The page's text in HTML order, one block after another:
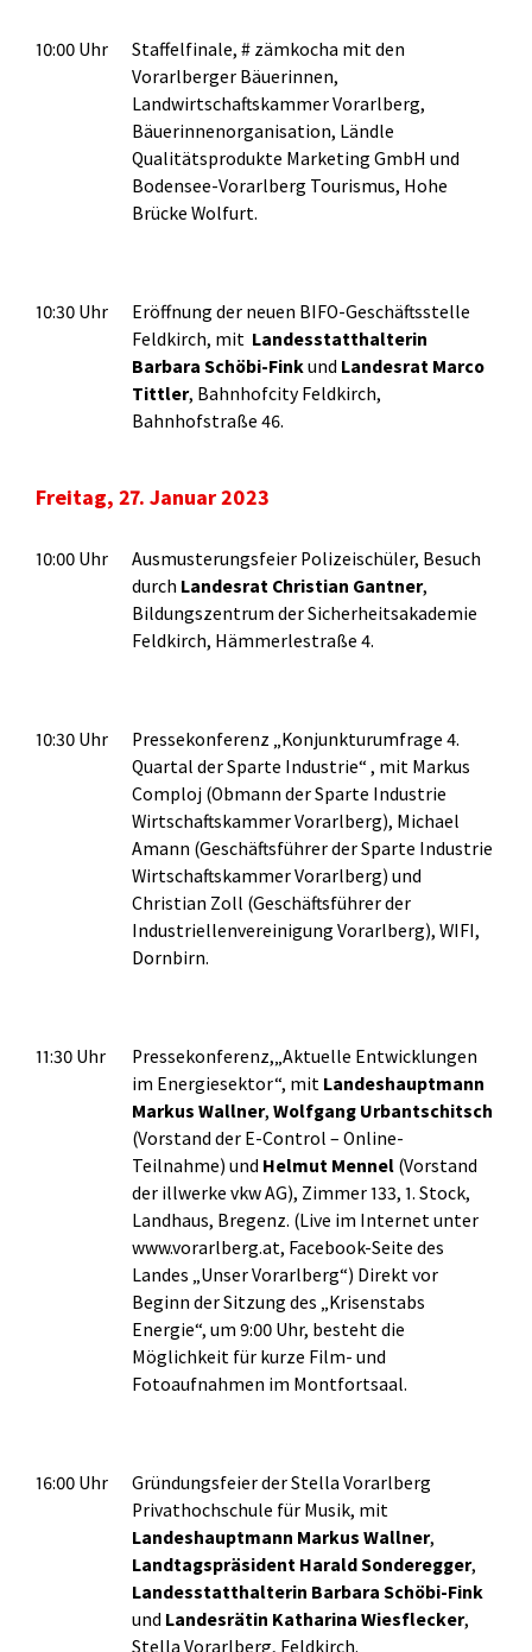
10:00 Uhr
Staffelfinale, # zämkocha mit den
Vorarlberger Bäuerinnen,
Landwirtschaftskammer Vorarlberg,
Bäuerinnenorganisation, Ländle
Qualitätsprodukte Marketing GmbH und
Bodensee-Vorarlberg Tourismus, Hohe
Brücke Wolfurt.
10:30 Uhr
Eröffnung der neuen BIFO-Geschäftsstelle
Feldkirch, mit Landesstatthalterin
Barbara Schöbi-Finkund Landesrat Marco
Tittler, Bahnhofcity Feldkirch,
Bahnhofstraße 46.
Freitag, 27. Januar 2023
10:00 Uhr
Ausmusterungsfeier Polizeischüler, Besuch
durch Landesrat Christian Gantner,
Bildungszentrum der Sicherheitsakademie
Feldkirch, Hämmerlestraße 4.
10:30 Uhr
Pressekonferenz „Konjunkturumfrage 4.
Quartal der Sparte Industrie“ , mit Markus
Comploj (Obmann der Sparte Industrie
Wirtschaftskammer Vorarlberg), Michael
Amann (Geschäftsführer der Sparte Industrie
Wirtschaftskammer Vorarlberg) und
Christian Zoll (Geschäftsführer der
Industriellenvereinigung Vorarlberg), WIFI,
Dornbirn.
11:30 Uhr
Pressekonferenz,„Aktuelle Entwicklungen
im Energiesektor“, mit Landeshauptmann
Markus Wallner,Wolfgang Urbantschitsch
(Vorstand der E-Control – Online-
Teilnahme) und Helmut Mennel (Vorstand
der illwerke vkw AG), Zimmer 133, 1. Stock,
Landhaus, Bregenz. (Live im Internet unter
www.vorarlberg.at, Facebook-Seite des
Landes „Unser Vorarlberg“) Direkt vor
Beginn der Sitzung des „Krisenstabs
Energie“, um 9:00 Uhr, besteht die
Möglichkeit für kurze Film- und
Fotoaufnahmen im Montfortsaal.
16:00 Uhr
Gründungsfeier der Stella Vorarlberg
Privathochschule für Musik, mit
Landeshauptmann Markus Wallner,
Landtagspräsident Harald Sonderegger,
Landesstatthalterin Barbara Schöbi-Fink
und Landesrätin Katharina Wiesflecker,
Stella Vorarlberg, Feldkirch.